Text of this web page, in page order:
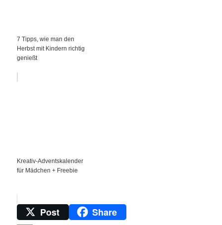
7 Tipps, wie man den
Herbst mit Kindern richtig
genießt
Kreativ-Adventskalender
für Mädchen + Freebie
Post Share